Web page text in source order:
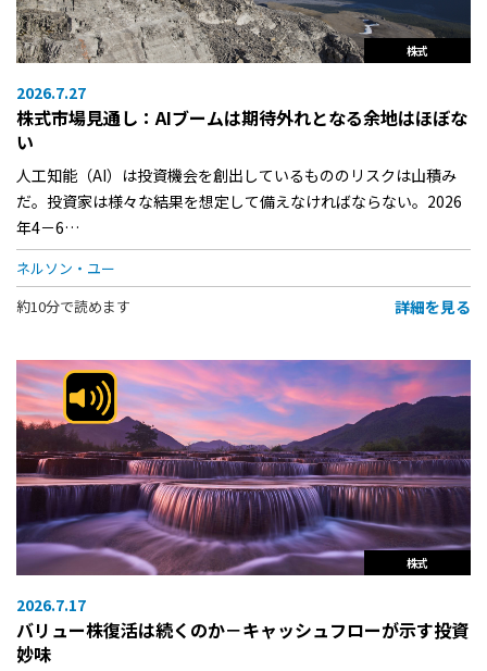
株式
2026.7.27
株式市場見通し：AIブームは期待外れとなる余地はほぼな
い
人工知能（AI）は投資機会を創出しているもののリスクは山積み
だ。投資家は様々な結果を想定して備えなければならない。2026
年4－6…
ネルソン・ユー
約10分で読めます
詳細を見る
株式
2026.7.17
バリュー株復活は続くのか－キャッシュフローが示す投資
妙味